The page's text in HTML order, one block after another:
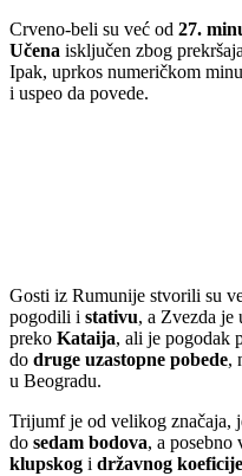
Crveno-beli su već od 27.
Učena isključen zbog
Ipak, uprkos numeričkom
i uspeo da povede.
Gosti iz Rumunije stvorili su
pogodili i stativu, a Zvezda je
preko Kataija, ali je pogodak
do druge uzastopne pobede,
u Beogradu.
Trijumf je od velikog značaja,
do sedam bodova, a posebno
klupskog i državnog